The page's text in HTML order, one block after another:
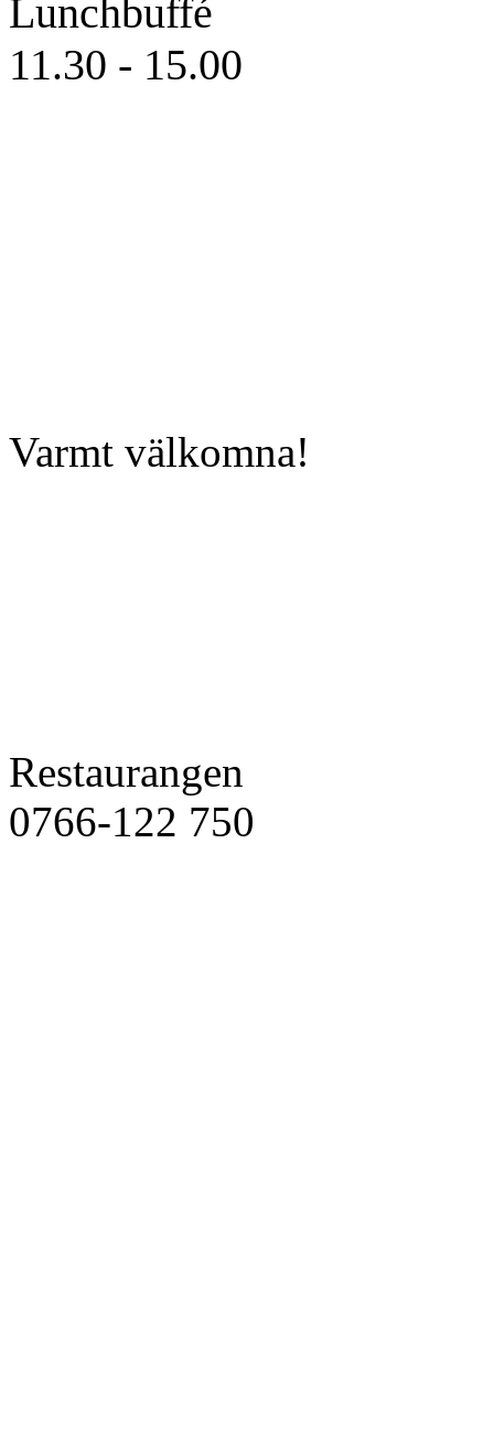
Lunchbuffé
11.30 - 15.00
Varmt välkomna!
Restaurangen
0766-122 750